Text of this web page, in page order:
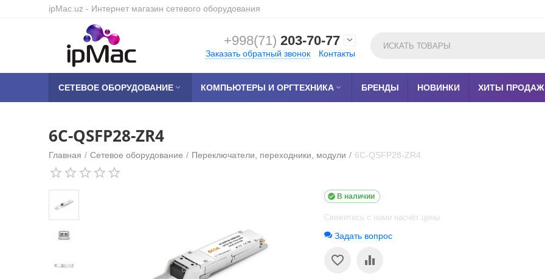
ipMac.uz - Интернет магазин сетевого оборудования
+998(71) 203-70-77 
Заказать обратный звонок Контакты
СЕТЕВОЕ ОБОРУДОВАНИЕ  КОМПЬЮТЕРЫ И ОРГТЕХНИКА  БРЕНДЫ НОВИНКИ ХИТЫ ПРОДАЖ
6C-QSFP28-ZR4
Главная / Сетевое оборудование / Переключатели, переходники, модули / 6C-QSFP28-ZR4
В наличии

Свяжитесь с нами насчёт цены
Задать вопрос